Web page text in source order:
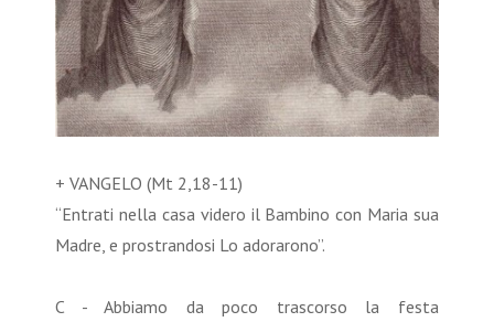
+ VANGELO (Mt 2,18-11)
“Entrati nella casa videro il Bambino con Maria sua
Madre, e prostrandosi Lo adorarono”.
C - Abbiamo da poco trascorso la festa